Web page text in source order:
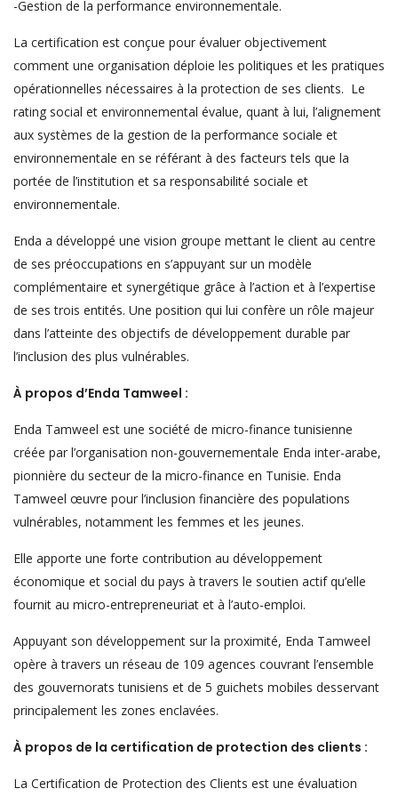
-Gestion de la performance environnementale.
La certification est conçue pour évaluer objectivement
comment une organisation déploie les politiques et les pratiques
opérationnelles nécessaires à la protection de ses clients. Le
rating social et environnemental évalue, quant à lui, l’alignement
aux systèmes de la gestion de la performance sociale et
environnementale en se référant à des facteurs tels que la
portée de l’institution et sa responsabilité sociale et
environnementale.
Enda a développé une vision groupe mettant le client au centre
de ses préoccupations en s’appuyant sur un modèle
complémentaire et synergétique grâce à l’action et à l’expertise
de ses trois entités. Une position qui lui confère un rôle majeur
dans l’atteinte des objectifs de développement durable par
l’inclusion des plus vulnérables.
À propos d’Enda Tamweel :
Enda Tamweel est une société de micro-finance tunisienne
créée par l’organisation non-gouvernementale Enda inter-arabe,
pionnière du secteur de la micro-finance en Tunisie. Enda
Tamweel œuvre pour l’inclusion financière des populations
vulnérables, notamment les femmes et les jeunes.
Elle apporte une forte contribution au développement
économique et social du pays à travers le soutien actif qu’elle
fournit au micro-entrepreneuriat et à l’auto-emploi.
Appuyant son développement sur la proximité, Enda Tamweel
opère à travers un réseau de 109 agences couvrant l’ensemble
des gouvernorats tunisiens et de 5 guichets mobiles desservant
principalement les zones enclavées.
À propos de la certification de protection des clients :
La Certification de Protection des Clients est une évaluation